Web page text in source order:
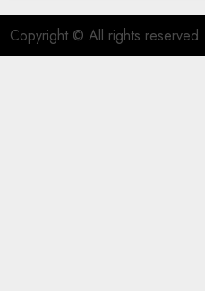
Copyright © All rights reserved.